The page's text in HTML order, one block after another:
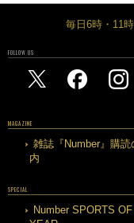
毎日6時・11
FOLLOW US
MAGAZINE
雑誌『Number』購読
内
SPECIAL
Number SPORTS